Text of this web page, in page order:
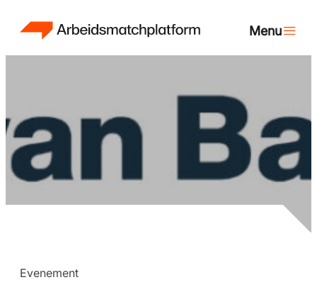
Evenement